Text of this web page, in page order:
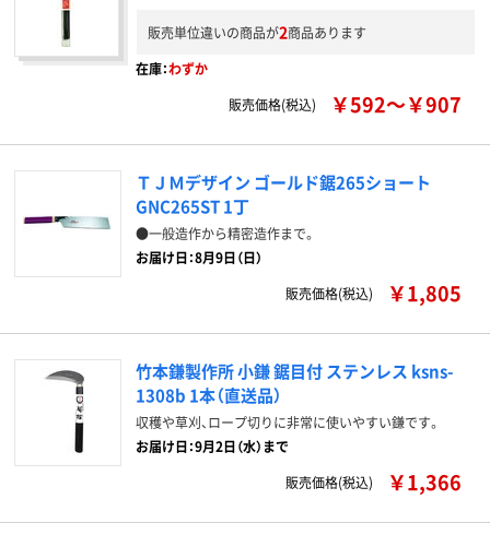
販売単位違いの商品が2商品あります
在庫：わずか
販売価格(税込)
￥592～￥907
ＴＪＭデザイン ゴールド鋸265ショート
GNC265ST 1丁
●一般造作から精密造作まで。
お届け日：8月9日（日）
販売価格(税込)
￥1,805
竹本鎌製作所 小鎌 鋸目付 ステンレス ksns-
1308b 1本（直送品）
収穫や草刈、ロープ切りに非常に使いやすい鎌です。
お届け日：9月2日（水）まで
販売価格(税込)
￥1,366